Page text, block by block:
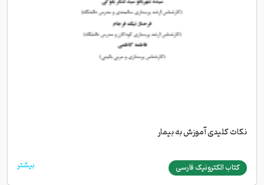
نکات کلیدی آموزش به بیمار
کتاب الکترونیک فارسی بیشتر